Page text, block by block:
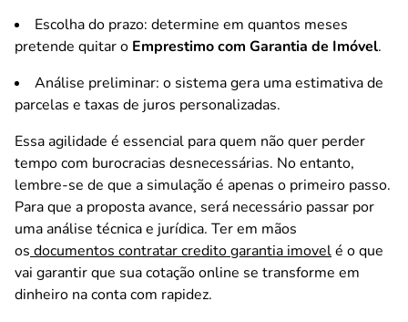
Escolha do prazo: determine em quantos meses
pretende quitar o Emprestimo com Garantia de Imóvel.
Análise preliminar: o sistema gera uma estimativa de
parcelas e taxas de juros personalizadas.
Essa agilidade é essencial para quem não quer perder
tempo com burocracias desnecessárias. No entanto,
lembre-se de que a simulação é apenas o primeiro passo.
Para que a proposta avance, será necessário passar por
uma análise técnica e jurídica. Ter em mãos
os documentos contratar credito garantia imovelé o que
vai garantir que sua cotação online se transforme em
dinheiro na conta com rapidez.